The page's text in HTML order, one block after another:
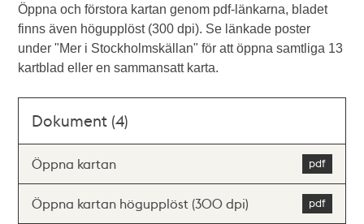
Öppna och förstora kartan genom pdf-länkarna, bladet
finns även högupplöst (300 dpi). Se länkade poster
under "Mer i Stockholmskällan" för att öppna samtliga 13
kartblad eller en sammansatt karta.
Dokument (4)
Öppna kartan
Öppna kartan högupplöst (300 dpi)